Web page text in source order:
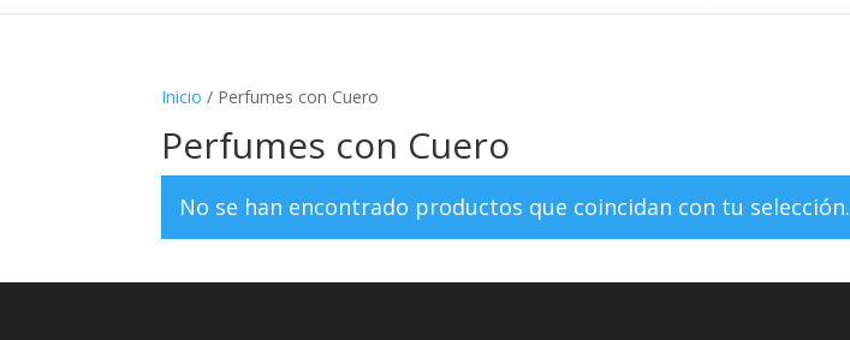
Inicio / Perfumes con Cuero
Perfumes con Cuero
No se han encontrado productos que coincidan con tu selección.